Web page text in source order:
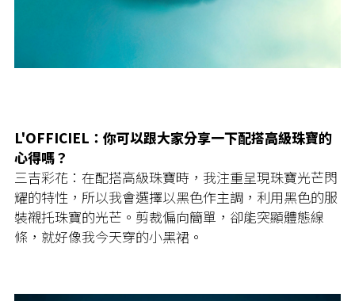
L'OFFICIEL：你可以跟大家分享一下配搭高級珠寶的
心得嗎？
三吉彩花：在配搭高級珠寶時，我注重呈現珠寶光芒閃
耀的特性，所以我會選擇以黑色作主調，利用黑色的服
裝襯托珠寶的光芒。剪裁偏向簡單，卻能突顯體態線
條，就好像我今天穿的小黑裙。